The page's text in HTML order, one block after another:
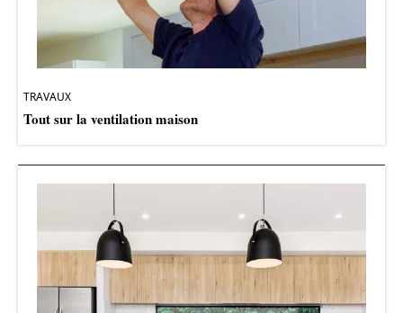
TRAVAUX
Tout sur la ventilation maison